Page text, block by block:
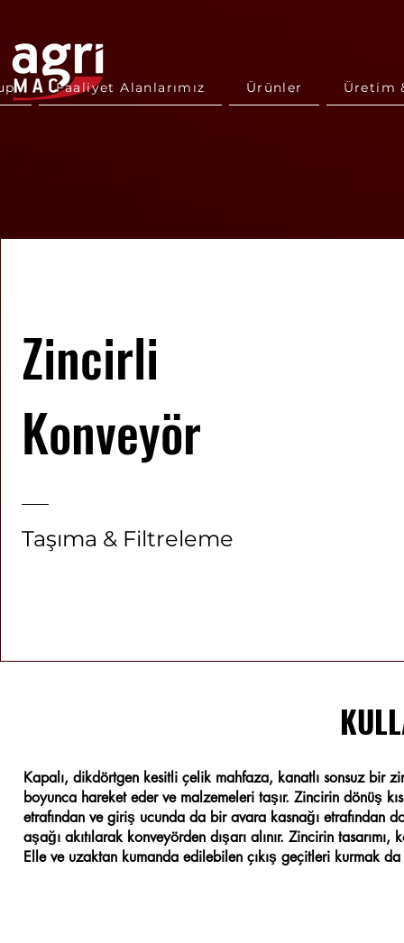
Faaliyet Alanlarımız Ürünler Üretim
Zincirli
Konveyör
Taşıma & Filtreleme
Kapalı, dikdörtgen kesitli çelik mahfaza, kanatlı sonsuz bir
boyunca hareket eder ve malzemeleri taşır. Zincirin dönüş
etrafından ve giriş ucunda da bir avara kasnağı etrafından
aşağı akıtılarak konveyörden dışarı alınır. Zincirin
Elle ve uzaktan kumanda edilebilen çıkış geçitleri kurmak da